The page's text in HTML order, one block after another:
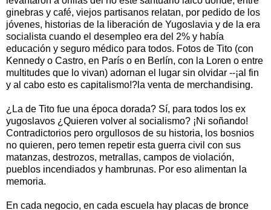
ginebras y café, viejos partisanos relatan, por pedido de los
jóvenes, historias de la liberación de Yugoslavia y de la era
socialista cuando el desempleo era del 2% y había
educación y seguro médico para todos. Fotos de Tito (con
Kennedy o Castro, en París o en Berlín, con la Loren o entre
multitudes que lo vivan) adornan el lugar sin olvidar --¡al fin
y al cabo esto es capitalismo!?la venta de merchandising.
¿La de Tito fue una época dorada? Sí, para todos los ex
yugoslavos ¿Quieren volver al socialismo? ¡Ni soñando!
Contradictorios pero orgullosos de su historia, los bosnios
no quieren, pero temen repetir esta guerra civil con sus
matanzas, destrozos, metrallas, campos de violación,
pueblos incendiados y hambrunas. Por eso alimentan la
memoria.
En cada negocio, en cada escuela hay placas de bronce